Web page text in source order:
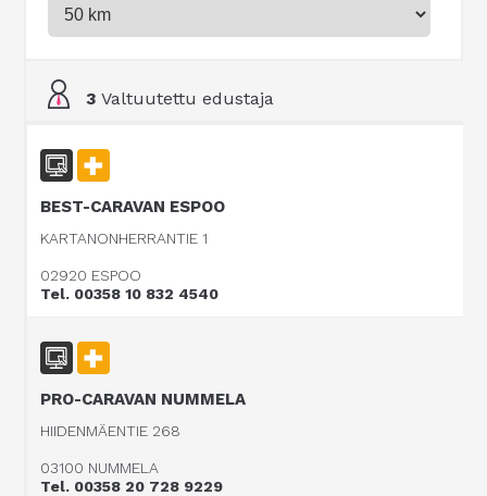
3 Valtuutettu edustaja
BEST-CARAVAN ESPOO
KARTANONHERRANTIE 1
02920 ESPOO
Tel. 00358 10 832 4540
PRO-CARAVAN NUMMELA
HIIDENMÄENTIE 268
03100 NUMMELA
Tel. 00358 20 728 9229